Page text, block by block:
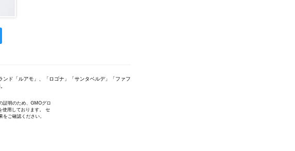
ド「ルアモ」、「ロゴナ」「サンタベルデ」「ファフ
証明のため、GMOグロ
使用しております。 セ
ご確認ください。